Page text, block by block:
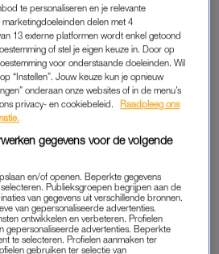
ZIEKENHUIS
blijkt Marjoleins dochter verkeerd om
dat ze naar het
ambulance wordt ze naar het
komt Lotte niet veel later – met een
wereld. “Daarna moest ik alsnog
placentaer niet uitkwam.”
drukken. Marjolein en haar man
van het pasgeboren wonder. Maar
oud is, wordt de kersverse moeder
– omdat we midden in de
te personaliseren en je relevante
delen met 4
13 externe platformen wordt enkel getoond
of stel je eigen keuze in. Door op
voor onderstaande doeleinden. Wil
“Instellen”. Jouw keuze kun je opnieuw
onderaan onze websites of in de menu’s
privacy- en cookiebeleid.
Raadpleeg ons
gegevens voor de volgende
en/of openen. Beperkte gegevens
Publieksgroepen begrijpen aan de
van gegevens uit verschillende bronnen.
van gepersonaliseerde advertenties.
ontwikkelen en verbeteren. Profielen
gepersonaliseerde advertenties. Beperkte
te selecteren. Profielen aanmaken ter
gebruiken ter selectie van